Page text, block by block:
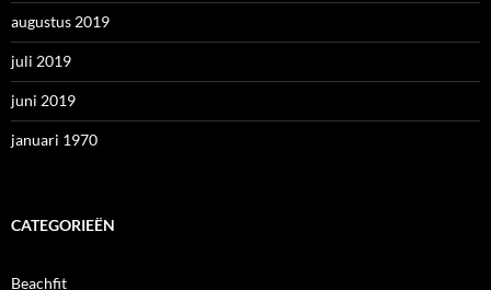
augustus 2019
juli 2019
juni 2019
januari 1970
CATEGORIEËN
Beachfit